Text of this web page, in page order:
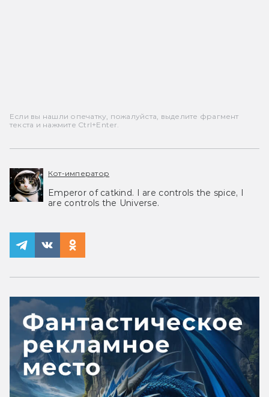
Если вы нашли опечатку, пожалуйста, выделите фрагмент
текста и нажмите Ctrl+Enter.
Кот-император
Emperor of catkind. I are controls the spice, I
are controls the Universe.